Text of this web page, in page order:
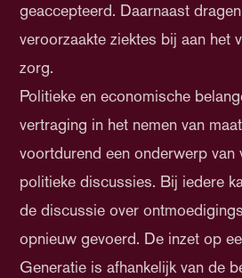
geaccepteerd. Daarnaast
veroorzaakte ziektes bij aan het
zorg.
Politieke en economische
vertraging in het nemen van
voortdurend een onderwerp van
politieke discussies. Bij iedere
de discussie over
opnieuw gevoerd. De inzet op
Generatie is afhankelijk van de